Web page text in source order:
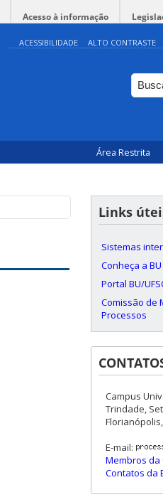
Acesso à informação
ACESSIBILIDADE ALTO CONTRASTE
Área Restrita
Links
Sistemas
Conheça a BU
Portal BU/
Comissão de
Processos
Campus
Trindade,
Florianópolis,
E-mail:
Membros da
Contatos da